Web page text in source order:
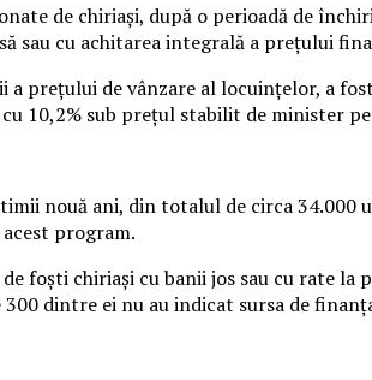
de chiriaşi, după o perioadă de
sau cu achitarea integrală a preţului
preţului de vânzare al locuinţelor, a
10,2% sub preţul stabilit de minister
nouă ani, din totalul de circa
program.
chiriaşi cu banii jos sau cu rate la
dintre ei nu au indicat sursa de